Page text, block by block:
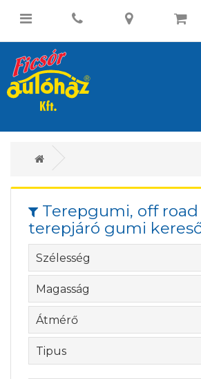
Terepgumi, off
terepjáró gumi